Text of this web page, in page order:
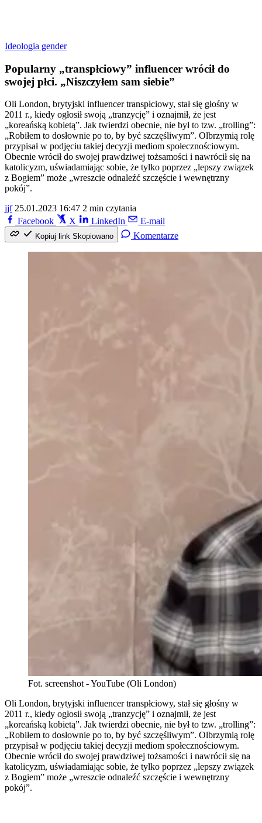
Ideologia gender
Popularny „transpłciowy” influencer wrócił do
swojej płci. „Niszczyłem sam siebie”
Oli London, brytyjski influencer transpłciowy, stał się głośny w
2011 r., kiedy ogłosił swoją „tranzycję” i oznajmił, że jest
„koreańską kobietą”. Jak twierdzi obecnie, nie był to tzw. „trolling”:
„Robiłem to dosłownie po to, by być szczęśliwym”. Olbrzymią rolę
przypisał w podjęciu takiej decyzji mediom społecznościowym.
Obecnie wrócił do swojej prawdziwej tożsamości i nawrócił się na
katolicyzm, uświadamiając sobie, że tylko poprzez „lepszy związek
z Bogiem” może „wreszcie odnaleźć szczęście i wewnętrzny
pokój”.
jjf 25.01.2023 16:47 2 min czytania
Facebook
X LinkedIn E-mail
Kopiuj link Skopiowano Komentarze
Fot. screenshot - YouTube (Oli London)
Oli London, brytyjski influencer transpłciowy, stał się głośny w
2011 r., kiedy ogłosił swoją „tranzycję” i oznajmił, że jest
„koreańską kobietą”. Jak twierdzi obecnie, nie był to tzw. „trolling”:
„Robiłem to dosłownie po to, by być szczęśliwym”. Olbrzymią rolę
przypisał w podjęciu takiej decyzji mediom społecznościowym.
Obecnie wrócił do swojej prawdziwej tożsamości i nawrócił się na
katolicyzm, uświadamiając sobie, że tylko poprzez „lepszy związek
z Bogiem” może „wreszcie odnaleźć szczęście i wewnętrzny
pokój”.